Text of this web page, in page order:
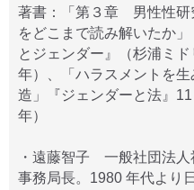
著書：「第３章 男性性研
をどこまで読み解いたか
とジェンダー』（杉浦ミ
年）、「ハラスメントを
造」『ジェンダーと法』
年）
・遠藤智子 一般社団法
事務局長。1980 年代より